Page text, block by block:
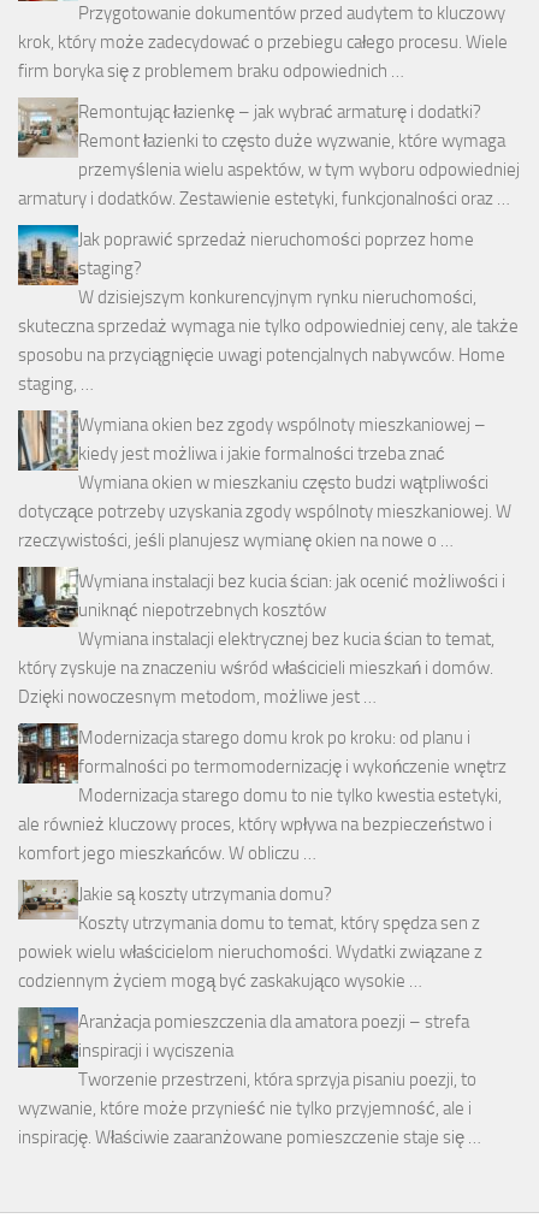
Przygotowanie dokumentów przed audytem to kluczowy
krok, który może zadecydować o przebiegu całego procesu. Wiele
firm boryka się z problemem braku odpowiednich …
Remontując łazienkę – jak wybrać armaturę i dodatki?
Remont łazienki to często duże wyzwanie, które wymaga
przemyślenia wielu aspektów, w tym wyboru odpowiedniej
armatury i dodatków. Zestawienie estetyki, funkcjonalności oraz …
Jak poprawić sprzedaż nieruchomości poprzez home
staging?
W dzisiejszym konkurencyjnym rynku nieruchomości,
skuteczna sprzedaż wymaga nie tylko odpowiedniej ceny, ale także
sposobu na przyciągnięcie uwagi potencjalnych nabywców. Home
staging, …
Wymiana okien bez zgody wspólnoty mieszkaniowej –
kiedy jest możliwa i jakie formalności trzeba znać
Wymiana okien w mieszkaniu często budzi wątpliwości
dotyczące potrzeby uzyskania zgody wspólnoty mieszkaniowej. W
rzeczywistości, jeśli planujesz wymianę okien na nowe o …
Wymiana instalacji bez kucia ścian: jak ocenić możliwości i
uniknąć niepotrzebnych kosztów
Wymiana instalacji elektrycznej bez kucia ścian to temat,
który zyskuje na znaczeniu wśród właścicieli mieszkań i domów.
Dzięki nowoczesnym metodom, możliwe jest …
Modernizacja starego domu krok po kroku: od planu i
formalności po termomodernizację i wykończenie wnętrz
Modernizacja starego domu to nie tylko kwestia estetyki,
ale również kluczowy proces, który wpływa na bezpieczeństwo i
komfort jego mieszkańców. W obliczu …
Jakie są koszty utrzymania domu?
Koszty utrzymania domu to temat, który spędza sen z
powiek wielu właścicielom nieruchomości. Wydatki związane z
codziennym życiem mogą być zaskakująco wysokie …
Aranżacja pomieszczenia dla amatora poezji – strefa
inspiracji i wyciszenia
Tworzenie przestrzeni, która sprzyja pisaniu poezji, to
wyzwanie, które może przynieść nie tylko przyjemność, ale i
inspirację. Właściwie zaaranżowane pomieszczenie staje się …